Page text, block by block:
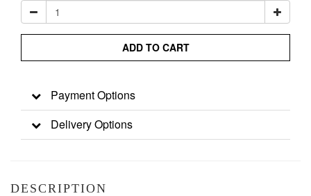
ADD TO CART
Payment Options
Delivery Options
DESCRIPTION